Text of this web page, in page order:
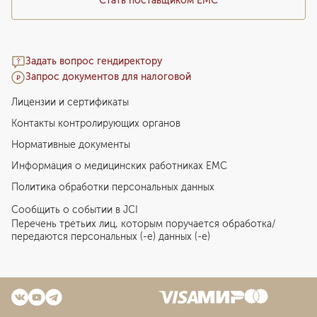
Задать вопрос гендиректору
Запрос документов для налоговой
Лицензии и сертификаты
Контакты контролирующих органов
Нормативные документы
Информация о медицинских работниках EMC
Политика обработки персональных данных
Сообщить о событии в JCI
Перечень третьих лиц, которым поручается обработка/
передаются персональных (-е) данных (-е)